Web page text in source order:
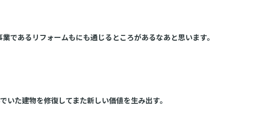
であるリフォームもにも通じるところがあるなあと思います。
いた建物を修復してまた新しい価値を生み出す。